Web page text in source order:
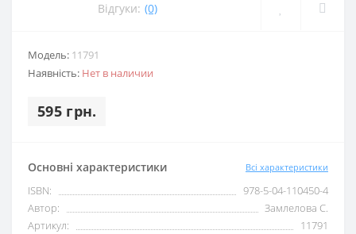
Відгуки: (0)
Модель: 11791
Наявність: Нет в наличии
595 грн.
Основні характеристики Всі характеристики
ISBN:
978-5-04-110450-4
Автор:
Замлелова С.
Артикул:
11791